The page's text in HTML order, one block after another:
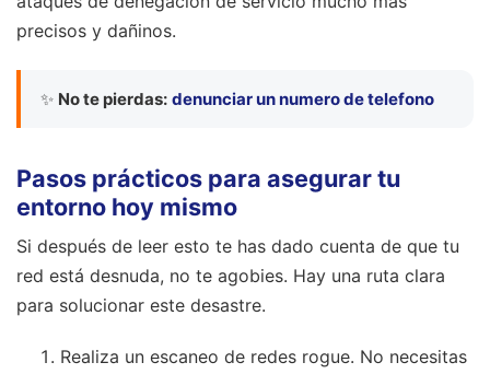
precisos y dañinos.
✨ No te pierdas: denunciar un numero de telefono
Pasos prácticos para asegurar tu
entorno hoy mismo
Si después de leer esto te has dado cuenta de que tu
red está desnuda, no te agobies. Hay una ruta clara
para solucionar este desastre.
Realiza un escaneo de redes rogue. No necesitas